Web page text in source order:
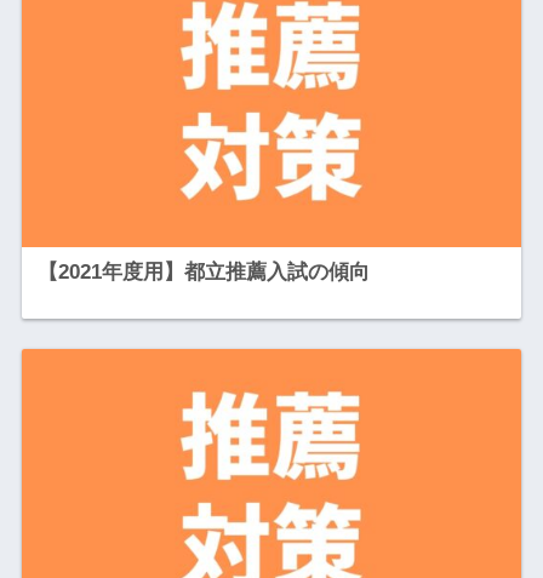
【2021年度用】都立推薦入試の傾向